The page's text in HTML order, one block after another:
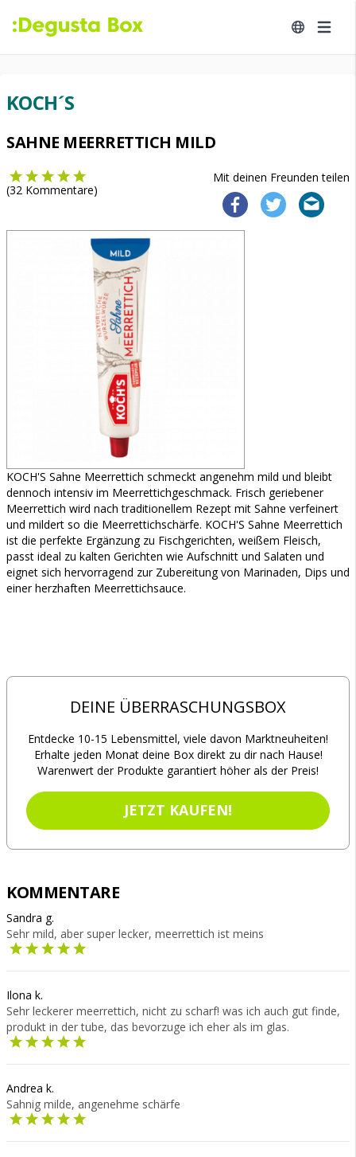
KOCH´S
SAHNE MEERRETTICH MILD
Mit deinen Freunden teilen
(32 Kommentare)
KOCH'S Sahne Meerrettich schmeckt angenehm mild und bleibt
dennoch intensiv im Meerrettichgeschmack. Frisch geriebener
Meerrettich wird nach traditionellem Rezept mit Sahne verfeinert
und mildert so die Meerrettichschärfe. KOCH'S Sahne Meerrettich
ist die perfekte Ergänzung zu Fischgerichten, weißem Fleisch,
passt ideal zu kalten Gerichten wie Aufschnitt und Salaten und
eignet sich hervorragend zur Zubereitung von Marinaden, Dips und
einer herzhaften Meerrettichsauce.
DEINE ÜBERRASCHUNGSBOX
Entdecke 10-15 Lebensmittel, viele davon Marktneuheiten!
Erhalte jeden Monat deine Box direkt zu dir nach Hause!
Warenwert der Produkte garantiert höher als der Preis!
JETZT KAUFEN!
KOMMENTARE
Sandra g.
Sehr mild, aber super lecker, meerrettich ist meins
Ilona k.
Sehr leckerer meerrettich, nicht zu scharf! was ich auch gut finde,
produkt in der tube, das bevorzuge ich eher als im glas.
Andrea k.
Sahnig milde, angenehme schärfe